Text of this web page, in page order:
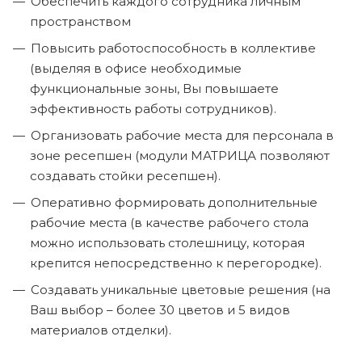
пространством
Повысить работоспособность в коллективе
(выделяя в офисе необходимые
функциональные зоны, Вы повышаете
эффективность работы сотрудников).
Организовать рабочие места для персонала в
зоне ресепшен (модули МАТРИЦА позволяют
создавать стойки ресепшен).
Оперативно формировать дополнительные
рабочие места (в качестве рабочего стола
можно использовать столешницу, которая
крепится непосредственно к перегородке).
Создавать уникальные цветовые решения (на
Ваш выбор – более 30 цветов и 5 видов
материалов отделки).